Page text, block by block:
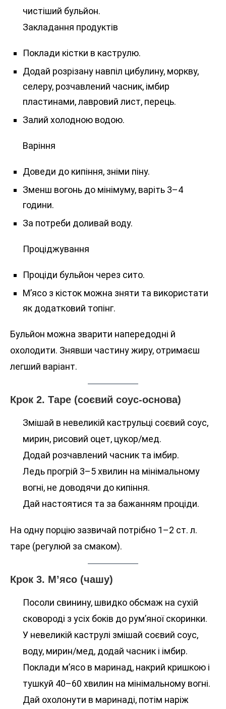
чистіший бульйон.
Закладання продуктів
Поклади кістки в каструлю.
Додай розрізану навпіл цибулину, моркву,
селеру, розчавлений часник, імбир
пластинами, лавровий лист, перець.
Залий холодною водою.
Варіння
Доведи до кипіння, зніми піну.
Зменш вогонь до мінімуму, варіть 3–4
години.
За потреби доливай воду.
Проціджування
Проціди бульйон через сито.
М’ясо з кісток можна зняти та використати
як додатковий топінг.
Бульйон можна зварити напередодні й
охолодити. Знявши частину жиру, отримаєш
легший варіант.
Крок 2. Таре (соєвий соус-основа)
Змішай в невеликій каструльці соєвий соус,
мирин, рисовий оцет, цукор/мед.
Додай розчавлений часник та імбир.
Ледь прогрій 3–5 хвилин на мінімальному
вогні, не доводячи до кипіння.
Дай настоятися та за бажанням проціди.
На одну порцію зазвичай потрібно 1–2 ст. л.
таре (регулюй за смаком).
Крок 3. М’ясо (чашу)
Посоли свинину, швидко обсмаж на сухій
сковороді з усіх боків до рум’яної скоринки.
У невеликій каструлі змішай соєвий соус,
воду, мирин/мед, додай часник і імбир.
Поклади м’ясо в маринад, накрий кришкою і
тушкуй 40–60 хвилин на мінімальному вогні.
Дай охолонути в маринаді, потім наріж